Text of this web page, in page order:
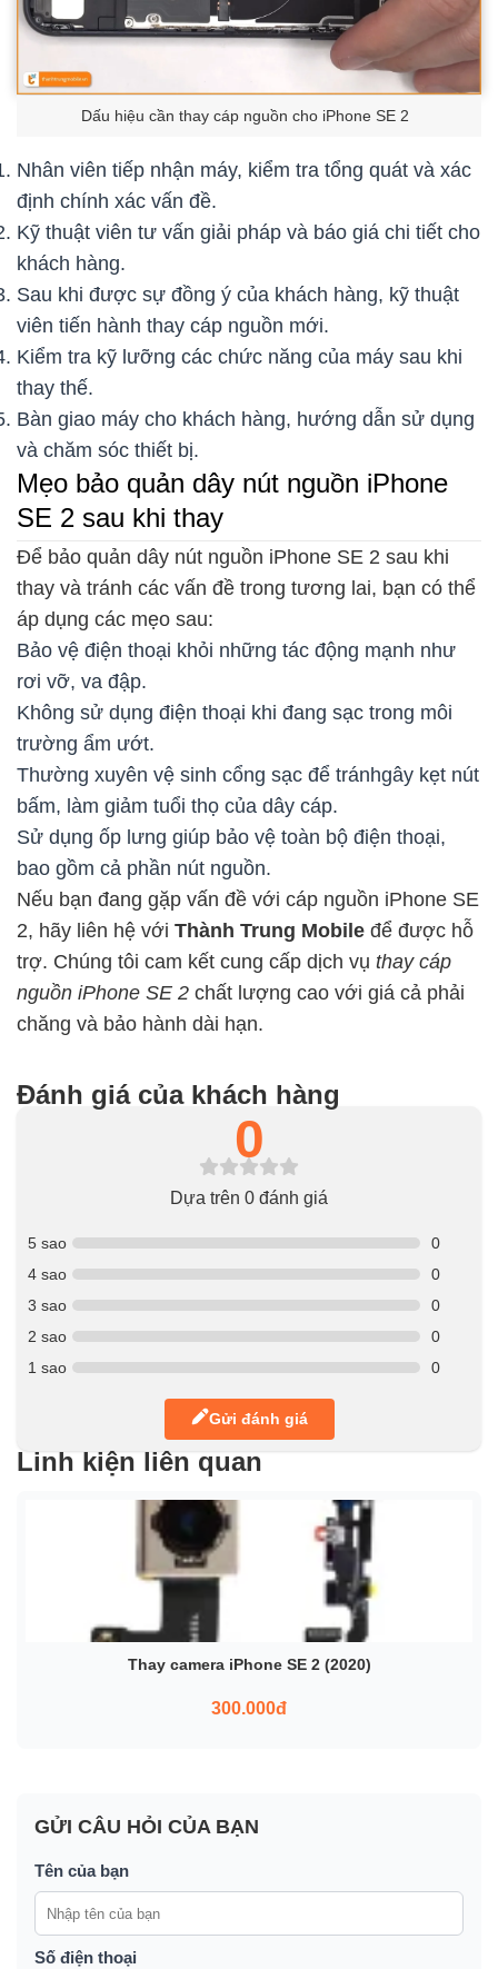
Dấu hiệu cần thay cáp nguồn cho iPhone SE 2
Nhân viên tiếp nhận máy, kiểm tra tổng quát và xác
định chính xác vấn đề.
Kỹ thuật viên tư vấn giải pháp và báo giá chi tiết cho
khách hàng.
Sau khi được sự đồng ý của khách hàng, kỹ thuật
viên tiến hành thay cáp nguồn mới.
Kiểm tra kỹ lưỡng các chức năng của máy sau khi
thay thế.
Bàn giao máy cho khách hàng, hướng dẫn sử dụng
và chăm sóc thiết bị.
Mẹo bảo quản dây nút nguồn iPhone
SE 2 sau khi thay
Để bảo quản dây nút nguồn iPhone SE 2 sau khi
thay và tránh các vấn đề trong tương lai, bạn có thể
áp dụng các mẹo sau:
Bảo vệ điện thoại khỏi những tác động mạnh như
rơi vỡ, va đập.
Không sử dụng điện thoại khi đang sạc trong môi
trường ẩm ướt.
Thường xuyên vệ sinh cổng sạc để tránhgây kẹt nút
bấm, làm giảm tuổi thọ của dây cáp.
Sử dụng ốp lưng giúp bảo vệ toàn bộ điện thoại,
bao gồm cả phần nút nguồn.
Nếu bạn đang gặp vấn đề với cáp nguồn iPhone SE
2, hãy liên hệ với Thành Trung Mobile để được hỗ
trợ. Chúng tôi cam kết cung cấp dịch vụ thay cáp
nguồn iPhone SE 2 chất lượng cao với giá cả phải
chăng và bảo hành dài hạn.
Đánh giá của khách hàng
0
Dựa trên 0 đánh giá
5 sao
0
4 sao
0
3 sao
0
2 sao
0
1 sao
0
Gửi đánh giá
Linh kiện liên quan
Thay camera iPhone SE 2 (2020)
300.000đ
GỬI CÂU HỎI CỦA BẠN
Tên của bạn
Số điện thoại